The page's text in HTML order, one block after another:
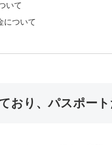
いて
について
おり、パスポー